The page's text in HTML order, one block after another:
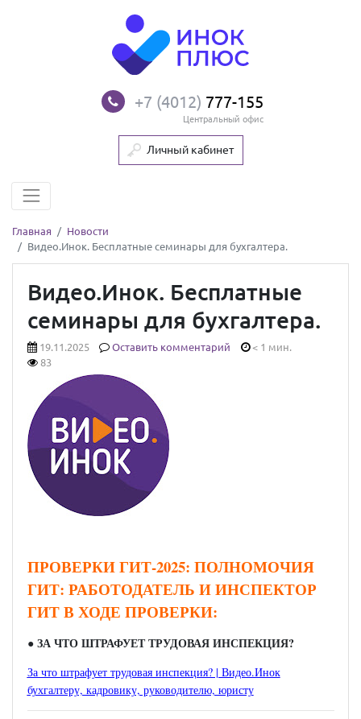
+7 (4012) 777-155
Центральный офис
Личный кабинет
Главная
Новости
Видео.Инок. Бесплатные семинары для бухгалтера.
Видео.Инок. Бесплатные
семинары для бухгалтера.
19.11.2025 Оставить комментарий
< 1 мин.
83
ПРОВЕРКИ ГИТ-2025: ПОЛНОМОЧИЯ
ГИТ: РАБОТОДАТЕЛЬ И ИНСПЕКТОР
ГИТ В ХОДЕ ПРОВЕРКИ:
●ЗА ЧТО ШТРАФУЕТ ТРУДОВАЯ ИНСПЕКЦИЯ?
За что штрафует трудовая инспекция? | Видео.Инок
бухгалтеру, кадровику, руководителю, юристу